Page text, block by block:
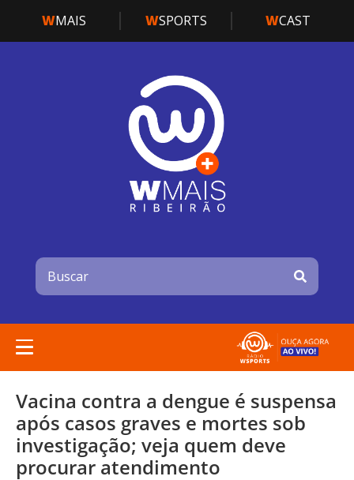
WMAIS WSPORTS WCAST
Vacina contra a dengue é suspensa
após casos graves e mortes sob
investigação; veja quem deve
procurar atendimento